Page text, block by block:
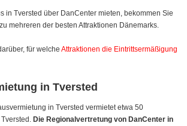
in Tversted über DanCenter mieten, bekommen Sie
zu mehreren der besten Attraktionen Dänemarks.
für welche Attraktionen die Eintrittsermäßigung
in Tversted
in Tversted vermietet etwa 50
Die Regionalvertretung von DanCenter in